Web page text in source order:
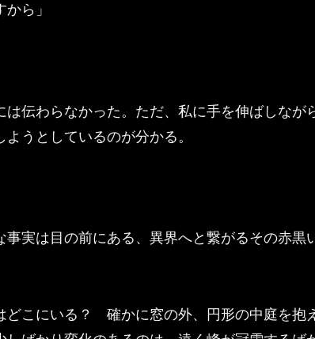
ら」
伝わらなかった。ただ、私に手を伸ばしなが
うとしているのが分かる。
実は目の前にある、異界へと繋がるその赤黒
こにいる？ 確かに窓の外、円形の中庭を抱